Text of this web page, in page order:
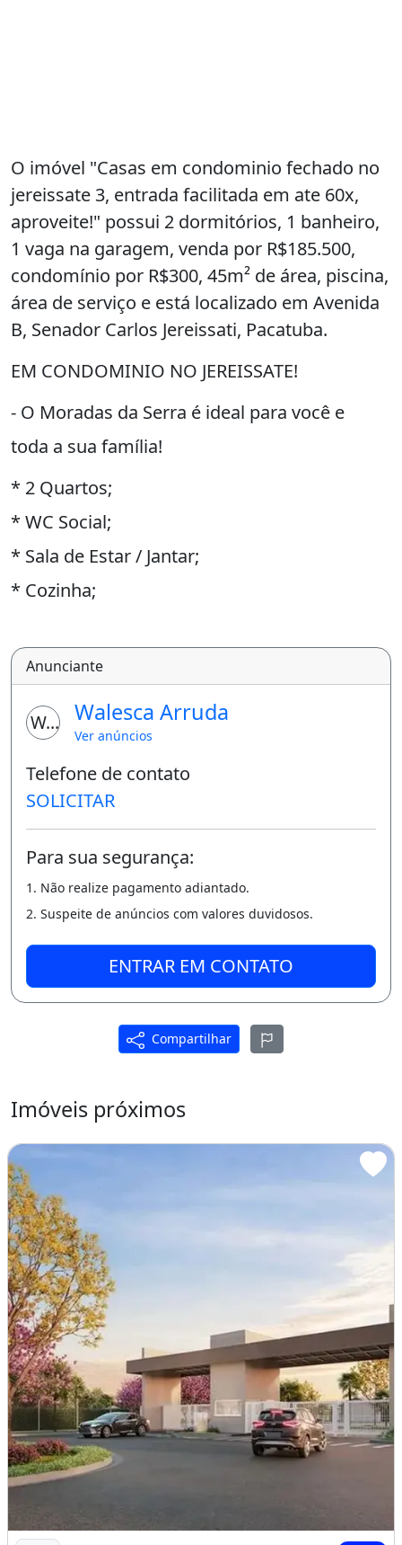
O imóvel "Casas em condominio fechado no
jereissate 3, entrada facilitada em ate 60x,
aproveite!" possui 2 dormitórios, 1 banheiro,
1 vaga na garagem, venda por R$185.500,
condomínio por R$300, 45m² de área, piscina,
área de serviço e está localizado em Avenida
B, Senador Carlos Jereissati, Pacatuba.
EM CONDOMINIO NO JEREISSATE!
- O Moradas da Serra é ideal para você e
toda a sua família!
* 2 Quartos;
* WC Social;
* Sala de Estar / Jantar;
* Cozinha;
* Quintal;
* 1 Vaga;
SEGURANÇA E
* Portaria com segurança 24hs;
* Piscina Adulta e Infantil;
* Salão de Festas;
* Área Fitness;
* Playground;
e Saldo da Entrada em Ate 60 meses ).
-
A
GENDE SUA VISITA: ( 8 5 ) 9 8 6 5 9 .1 0 0 0 / 9
8 6 2 2 .3 2 5 3
CRECI 15.160
_______________________________________________
__________________
:HE9TLC
Piscina Varanda Área de serviço
Anunciante
WA Walesca Arruda
Ver anúncios
Telefone de contato
SOLICITAR
Para sua segurança:
1. Não realize pagamento adiantado.
2. Suspeite de anúncios com valores duvidosos.
ENTRAR EM CONTATO
Compartilhar
Imóveis próximos
Imagem: Casas em Condominio Fechado no Jereissate